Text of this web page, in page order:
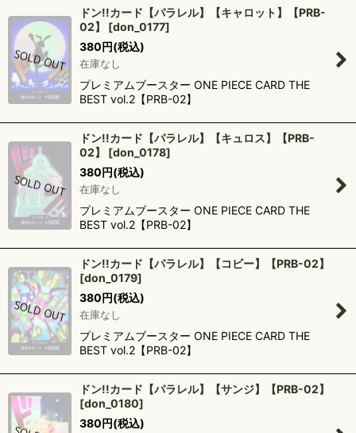
ドン!!カード【パラレル】【キャロット】【PRB-
02】
[don_0177]
380円(税込)
在庫なし
プレミアムブースター ONE PIECE CARD THE
BEST vol.2【PRB-02】
ドン!!カード【パラレル】【キュロス】【PRB-
02】
[don_0178]
380円(税込)
在庫なし
プレミアムブースター ONE PIECE CARD THE
BEST vol.2【PRB-02】
ドン!!カード【パラレル】【コビー】【PRB-02】
[don_0179]
380円(税込)
在庫なし
プレミアムブースター ONE PIECE CARD THE
BEST vol.2【PRB-02】
ドン!!カード【パラレル】【サンジ】【PRB-02】
[don_0180]
380円(税込)